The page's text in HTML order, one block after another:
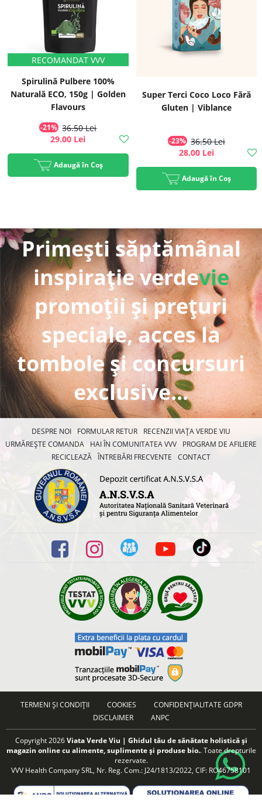
Spirulină Pulbere 100%
Naturală ECO, 150g | Golden
Flavours
-21% 36.50 Lei
29.00 Lei
Adaugă în Coș
Super Terci Coco Loco Fără
Gluten | Viblance
-23% 36.50 Lei
28.00 Lei
Adaugă în Coș
Primești săptămânal
inspirație verdevie
promoții și prețuri
speciale, acces la
tombole și concursuri
exclusive...
DESPRE NOI FORMULAR RETUR
RECENZII VIAȚA VERDE VIU
URMĂREȘTE COMANDA
HAI ÎN COMUNITATEA VVV
PROGRAM DE AFILIERE
RECICLEAZĂ ÎNTREBĂRI FRECVENTE CONTACT
TERMENI ȘI CONDIȚII COOKIES
CONFIDENȚIALITATE GDPR
DISCLAIMER
ANPC
Copyright 2026Viata Verde Viu | Ghidul tău de sănătate holistică și
magazin online cu alimente, suplimente și produse bio.. Toate drepturile
rezervate.
VVV Health Company SRL, Nr. Reg. Com.: J24/1813/2022, CIF: RO46758101